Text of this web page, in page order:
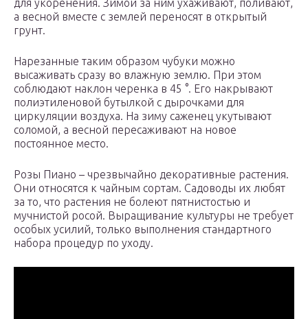
для укоренения. Зимой за ним ухаживают, поливают,
а весной вместе с землей переносят в открытый
грунт.
Нарезанные таким образом чубуки можно
высаживать сразу во влажную землю. При этом
соблюдают наклон черенка в 45 °. Его накрывают
полиэтиленовой бутылкой с дырочками для
циркуляции воздуха. На зиму саженец укутывают
соломой, а весной пересаживают на новое
постоянное место.
Розы Пиано – чрезвычайно декоративные растения.
Они относятся к чайным сортам. Садоводы их любят
за то, что растения не болеют пятнистостью и
мучнистой росой. Выращивание культуры не требует
особых усилий, только выполнения стандартного
набора процедур по уходу.